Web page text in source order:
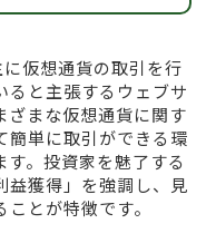
仮想通貨の取引を行
ると主張するウェブサ
ざまな仮想通貨に関す
簡単に取引ができる環
。投資家を魅了する
益獲得」を強調し、見
とが特徴です。